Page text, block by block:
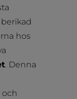
berikad
hos
. Denna
och